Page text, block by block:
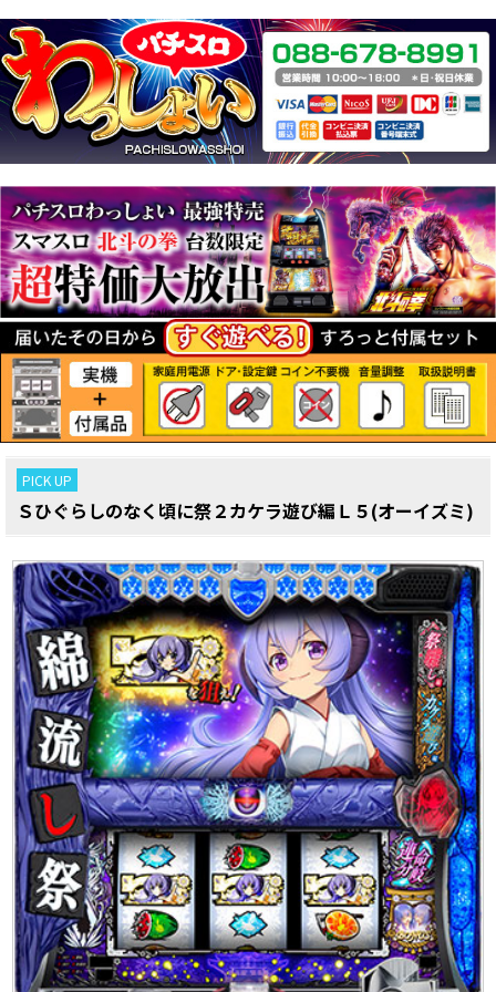
PICK UP
Ｓひぐらしのなく頃に祭２カケラ遊び編Ｌ５(オーイズミ)